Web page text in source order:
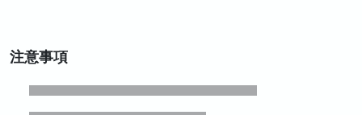
注意事項